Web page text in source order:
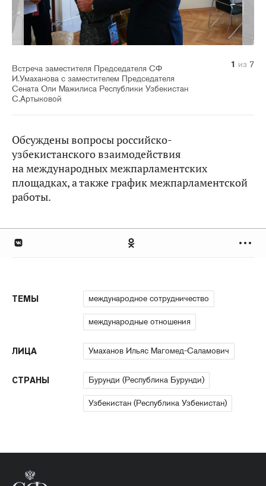
Встреча заместителя Председателя СФ
И.Умаханова с заместителем Председателя
Сената Оли Мажилиса Республики Узбекистан
С.Артыковой
1 из 7
2 из 7
3 из 7
4 из 7
5 из 7
6 из 7
7 из 7
Обсуждены вопросы российско-
узбекистанского взаимодействия
на международных межпарламентских
площадках, а также график межпарламентской
работы.
ТЕМЫ международное сотрудничество
международные отношения
ЛИЦА Умаханов Ильяс Магомед-Саламович
СТРАНЫ Бурунди (Республика Бурунди)
Узбекистан (Республика Узбекистан)